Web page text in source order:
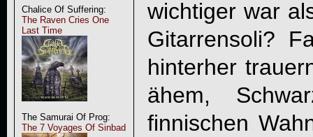
Chalice Of Suffering:
The Raven Cries One
Last Time
The Samurai Of Prog:
The 7 Voyages Of Sinbad
wichtiger war
Gitarrensoli?
hinterher
ähem,
finnischen